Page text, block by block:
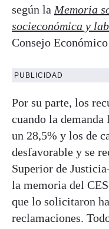
según la Memoria
socieconómica y
Consejo
PUBLICIDAD
Por su parte, los
cuando la
un 28,5% y los de
desfavorable y se
Superior de
la memoria del
que lo solicitaron
reclamaciones.